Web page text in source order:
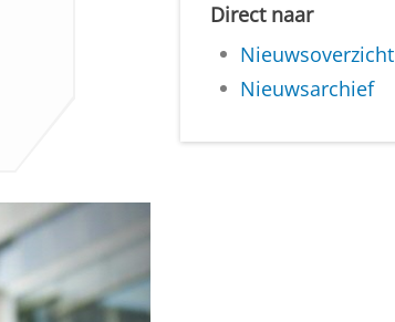
Direct naar
Nieuwsoverzicht
Nieuwsarchief